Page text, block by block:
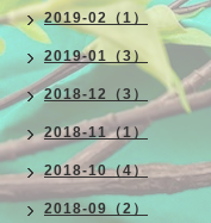
2019-02（1）
2019-01（3）
2018-12（3）
2018-11（1）
2018-10（4）
2018-09（2）